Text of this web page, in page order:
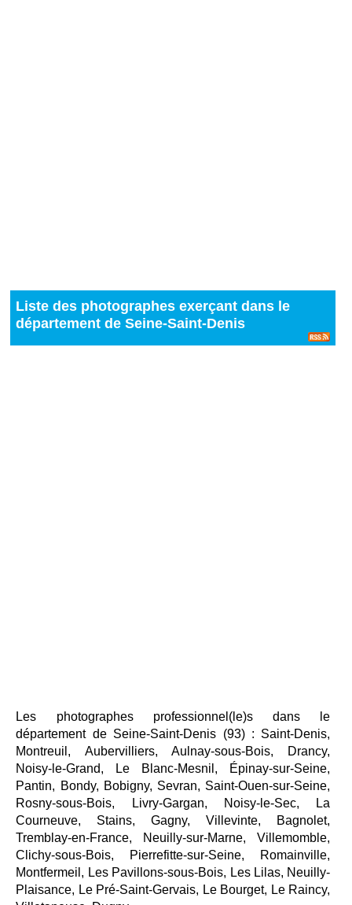
Liste des photographes exerçant dans le
département de Seine-Saint-Denis
Les photographes professionnel(le)s dans le
département de Seine-Saint-Denis (93) : Saint-Denis,
Montreuil, Aubervilliers, Aulnay-sous-Bois, Drancy,
Noisy-le-Grand, Le Blanc-Mesnil, Épinay-sur-Seine,
Pantin, Bondy, Bobigny, Sevran, Saint-Ouen-sur-Seine,
Rosny-sous-Bois, Livry-Gargan, Noisy-le-Sec, La
Courneuve, Stains, Gagny, Villevinte, Bagnolet,
Tremblay-en-France, Neuilly-sur-Marne, Villemomble,
Clichy-sous-Bois, Pierrefitte-sur-Seine, Romainville,
Montfermeil, Les Pavillons-sous-Bois, Les Lilas, Neuilly-
Plaisance, Le Pré-Saint-Gervais, Le Bourget, Le Raincy,